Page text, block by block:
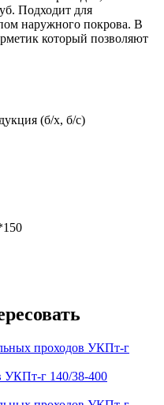
Подходит для
наружного покрова. В
который позволяют
(б/х, б/с)
УКПт-г 140/38-400